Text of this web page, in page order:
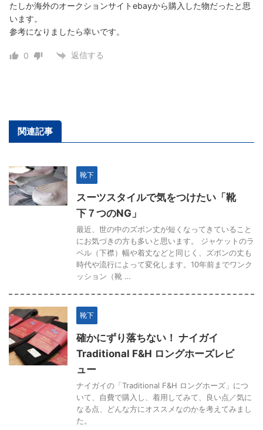
たしか海外のオークションサイトebayから購入した物だったと思
います。
参考になりましたら幸いです。
0 返信する
関連記事
靴下
スーツスタイルで気をつけたい「靴
下７つのNG」
最近、世の中のズボン丈が短くなってきていること
にお気づきの方も多いと思います。 ジャケットのラ
ペル（下襟）幅や着丈などと同じく、ズボンの丈も
時代や流行によって変化します。10年前までワンク
ッション（靴 …
靴下
確かにずり落ちない！ ナイガイ
Traditional F&H ロングホーズレビ
ュー
ナイガイの「Traditional F&H ロングホーズ」につ
いて、自費で購入し、着用してみて、良い点／気に
なる点、どんな方にオススメなのかを考えてみまし
た。